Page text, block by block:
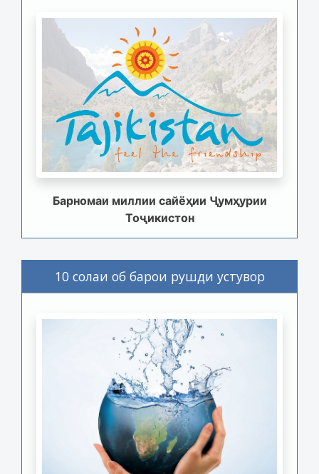
Барномаи миллии сайёҳии Ҷумҳурии
Тоҷикистон
10 солаи об барои рушди устувор